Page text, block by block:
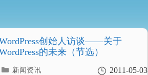
创始人访谈——关于
的未来（节选）
2011-05-03
分
新闻资讯